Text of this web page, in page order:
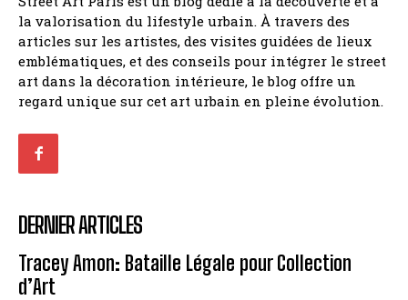
la valorisation du lifestyle urbain. À travers des
articles sur les artistes, des visites guidées de lieux
emblématiques, et des conseils pour intégrer le street
art dans la décoration intérieure, le blog offre un
regard unique sur cet art urbain en pleine évolution.
DERNIER ARTICLES
Tracey Amon: Bataille Légale pour Collection
d’Art